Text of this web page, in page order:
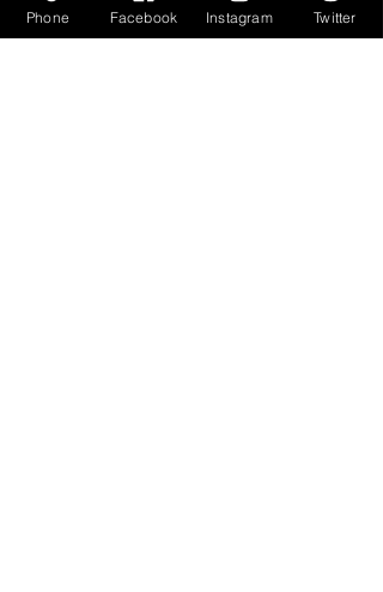
Phone Facebook Instagram Twitter